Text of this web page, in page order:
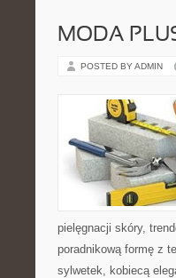
MODA
POSTED BY ADMIN
pielęgnacji skóry,
poradnikową formę z
sylwetek, kobiecą